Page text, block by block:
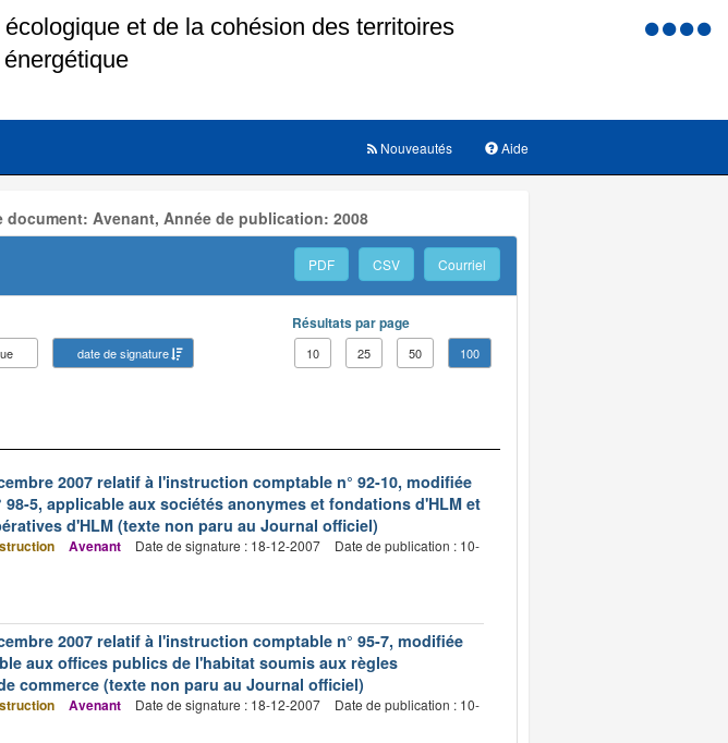
Menu
Aide
Nouveautés
document: Avenant, Année de publication: 2008
PDF CSV Courriel
date de signature
Résultats par page
10 25 50 100
2007 relatif à l'instruction comptable n° 92-10, modifiée
98-5, applicable aux sociétés anonymes et fondations d'HLM et
d'HLM (texte non paru au Journal officiel)
Avenant Date de signature : 18-12-2007
Date de publication : 10-
2007 relatif à l'instruction comptable n° 95-7, modifiée
aux offices publics de l'habitat soumis aux règles
commerce (texte non paru au Journal officiel)
Avenant Date de signature : 18-12-2007
Date de publication : 10-